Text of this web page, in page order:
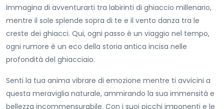
Immagina di avventurarti tra labirinti di ghiaccio millenario,
mentre il sole splende sopra di te e il vento danza tra le
creste dei ghiacci. Qui, ogni passo è un viaggio nel tempo,
ogni rumore è un eco della storia antica incisa nelle
profondità del ghiacciaio.
Senti la tua anima vibrare di emozione mentre ti avvicini a
questa meraviglia naturale, ammirando la sua immensità e
bellezza incommensurabile. Con i suoi picchi imponenti e le